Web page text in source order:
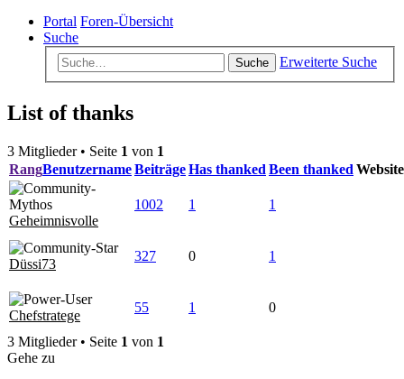
Portal Foren-Übersicht
Suche
Suche Erweiterte Suche
List of thanks
3 Mitglieder • Seite 1 von 1
RangBenutzernameBeiträgeHas thanked Been thanked Website
Geheimnisvolle
1002 1 1
Düssi73
327 0 1
Chefstratege
55 1 0
3 Mitglieder • Seite 1 von 1
Gehe zu